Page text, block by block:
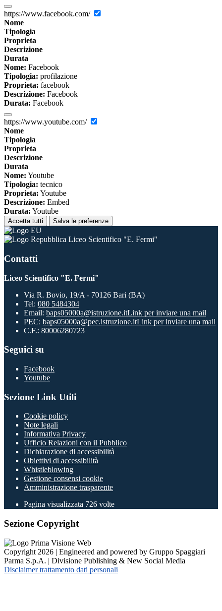
https://www.facebook.com/
Nome
Tipologia
Proprieta
Descrizione
Durata
Nome: Facebook
Tipologia: profilazione
Proprieta: facebook
Descrizione: Facebook
Durata: Facebook
https://www.youtube.com/
Nome
Tipologia
Proprieta
Descrizione
Durata
Nome: Youtube
Tipologia: tecnico
Proprieta: Youtube
Descrizione: Embed
Durata: Youtube
Accetta tutti Salva le preferenze
Liceo Scientifico "E. Fermi"
Contatti
Liceo Scientifico "E. Fermi"
Via R. Bovio, 19/A - 70126 Bari (BA)
Tel: 080 5484304
Email: baps05000a@istruzione.itLink per inviare una mail
PEC: baps05000a@pec.istruzione.itLink per inviare una mail
C.F.: 80006280723
Seguici su
Facebook
Youtube
Sezione Link Utili
Cookie policy
Note legali
Informativa Privacy
Ufficio Relazioni con il Pubblico
Dichiarazione di accessibilità
Obiettivi di accessibilità
Whistleblowing
Gestione consensi cookie
Amministrazione trasparente
Pagina visualizzata 726 volte
Sezione Copyright
Copyright 2026 | Engineered and powered by Gruppo Spaggiari
Parma S.p.A. | Divisione Publishing & New Social Media
Disclaimer trattamento dati personali